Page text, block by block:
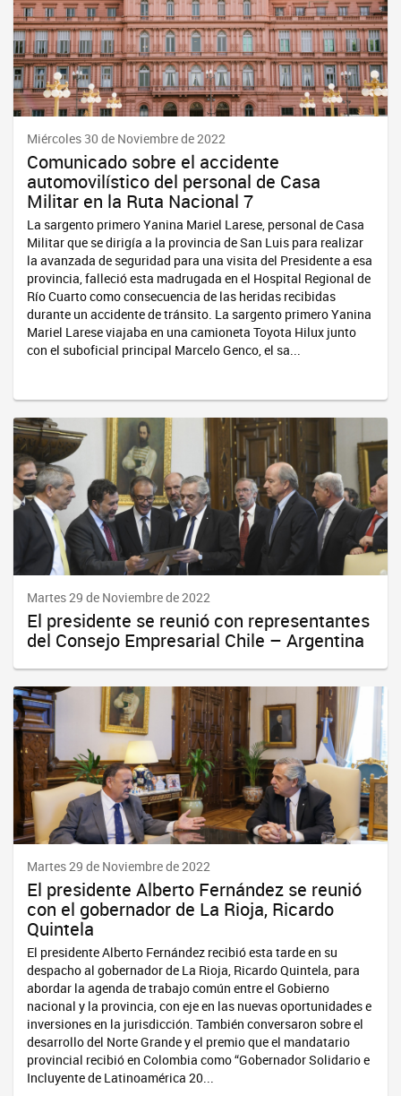
Miércoles 30 de Noviembre de 2022
Comunicado sobre el accidente
automovilístico del personal de Casa
Militar en la Ruta Nacional 7
La sargento primero Yanina Mariel Larese, personal de Casa
Militar que se dirigía a la provincia de San Luis para realizar
la avanzada de seguridad para una visita del Presidente a esa
provincia, falleció esta madrugada en el Hospital Regional de
Río Cuarto como consecuencia de las heridas recibidas
durante un accidente de tránsito. La sargento primero Yanina
Mariel Larese viajaba en una camioneta Toyota Hilux junto
con el suboficial principal Marcelo Genco, el sa...
Martes 29 de Noviembre de 2022
El presidente se reunió con representantes
del Consejo Empresarial Chile – Argentina
Martes 29 de Noviembre de 2022
El presidente Alberto Fernández se reunió
con el gobernador de La Rioja, Ricardo
Quintela
El presidente Alberto Fernández recibió esta tarde en su
despacho al gobernador de La Rioja, Ricardo Quintela, para
abordar la agenda de trabajo común entre el Gobierno
nacional y la provincia, con eje en las nuevas oportunidades e
inversiones en la jurisdicción. También conversaron sobre el
desarrollo del Norte Grande y el premio que el mandatario
provincial recibió en Colombia como “Gobernador Solidario e
Incluyente de Latinoamérica 20...